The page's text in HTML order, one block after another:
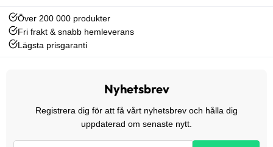
Över 200 000 produkter
Fri frakt & snabb hemleverans
Lägsta prisgaranti
Nyhetsbrev
Registrera dig för att få vårt nyhetsbrev och hålla dig
uppdaterad om senaste nytt.